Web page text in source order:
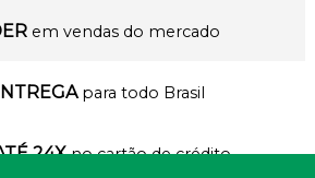
em vendas do mercado
para todo Brasil
24X no cartão de crédito